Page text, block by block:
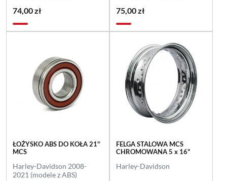
74,00 zł 75,00 zł
ŁOŻYSKO ABS DO KOŁA 21"
MCS
Harley-Davidson 2008-
2021 (modele z ABS)
FELGA STALOWA MCS
CHROMOWANA 5 x 16"
Harley-Davidson